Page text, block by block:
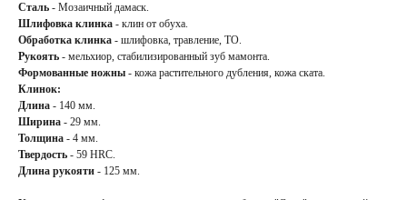
Сталь - Мозаичный дамаск.
Шлифовка клинка - клин от обуха.
Обработка клинка - шлифовка, травление, ТО.
Рукоять - мельхиор, стабилизированный зуб мамонта.
Формованные ножны - кожа растительного дубления, кожа ската.
Клинок:
Длина - 140 мм.
Ширина - 29 мм.
Толщина - 4 мм.
Твердость - 59 HRC.
Длина рукояти - 125 мм.